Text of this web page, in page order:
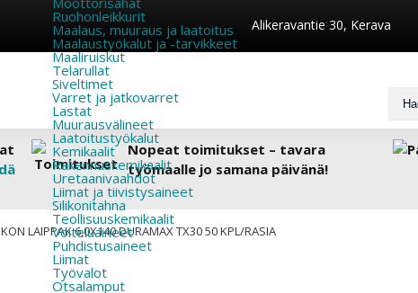
Alikeravantie 30, Kerava
Ruohonleikkurit
Maalaus, muuraus ja laatoitus
Maalaustyökalut ja -tarvikkeet
Maaliruiskut
Telarullat
Siveltimet
Varret ja jatkovarret
Lastat
Muurausvälineet
Laatoitustyökalut
Kemikaalit
Rakennuskemikaalit
Uretaanivaahdot
Liimat ja tiivistysaineet
Silikonitahna
Teollisuuskemikaalit
Voiteluaineet
Puhdistusaineet
Liimat
Työvalot
Otsalamput
Nopeat toimitukset – tavara
työmaalle jo samana päivänä!
LAIPPAK 6,0X140 DURAMAX TX30 50 KPL/RASIA